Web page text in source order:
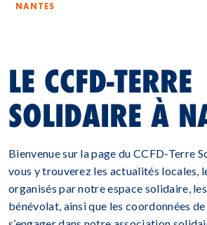
NANTES
LE CCFD-TERRE
SOLIDAIRE À
Bienvenue sur la page du CCFD-Terre
vous y trouverez les actualités locales,
organisés par notre espace solidaire,
bénévolat, ainsi que les coordonnées de